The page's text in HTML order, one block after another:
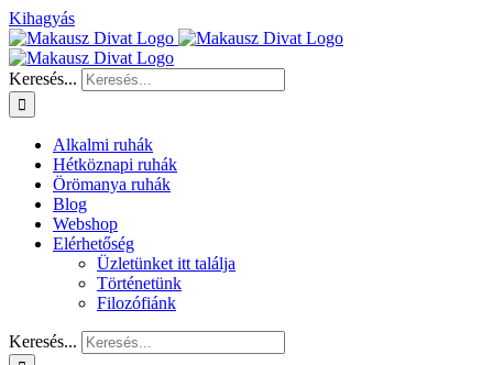
Kihagyás
Keresés...
Alkalmi ruhák
Hétköznapi ruhák
Örömanya ruhák
Blog
Webshop
Elérhetőség
Üzletünket itt találja
Történetünk
Filozófiánk
Keresés...